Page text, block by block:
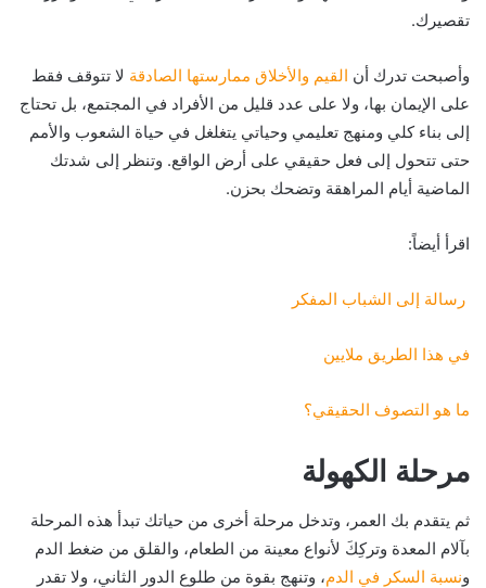
تقصيرك.
وأصبحت تدرك أن القيم والأخلاق ممارستها الصادقة لا تتوقف فقط
على الإيمان بها، ولا على عدد قليل من الأفراد في المجتمع، بل تحتاج
إلى بناء كلي ومنهج تعليمي وحياتي يتغلغل في حياة الشعوب والأمم
حتى تتحول إلى فعل حقيقي على أرض الواقع. وتنظر إلى شدتك
الماضية أيام المراهقة وتضحك بحزن.
اقرأ أيضاً:
رسالة إلى الشباب المفكر
في هذا الطريق ملايين
ما هو التصوف الحقيقي؟
مرحلة الكهولة
ثم يتقدم بك العمر، وتدخل مرحلة أخرى من حياتك تبدأ هذه المرحلة
بآلام المعدة وتركِكَ لأنواع معينة من الطعام، والقلق من ضغط الدم
ونسبة السكر في الدم، وتنهج بقوة من طلوع الدور الثاني، ولا تقدر